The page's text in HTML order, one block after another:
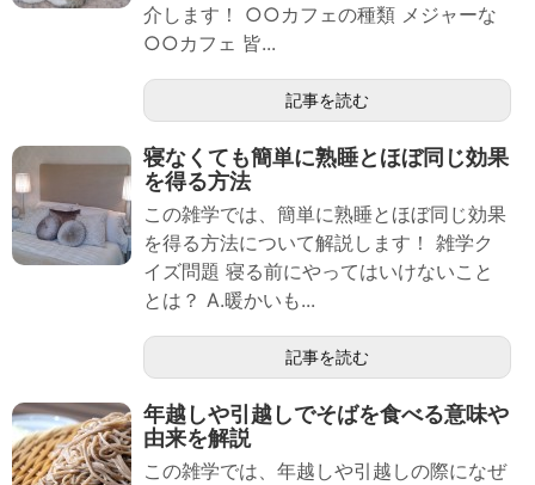
介します！ ○○カフェの種類 メジャーな
○○カフェ 皆...
記事を読む
寝なくても簡単に熟睡とほぼ同じ効果
を得る方法
この雑学では、簡単に熟睡とほぼ同じ効果
を得る方法について解説します！ 雑学ク
イズ問題 寝る前にやってはいけないこと
とは？ A.暖かいも...
記事を読む
年越しや引越しでそばを食べる意味や
由来を解説
この雑学では、年越しや引越しの際になぜ